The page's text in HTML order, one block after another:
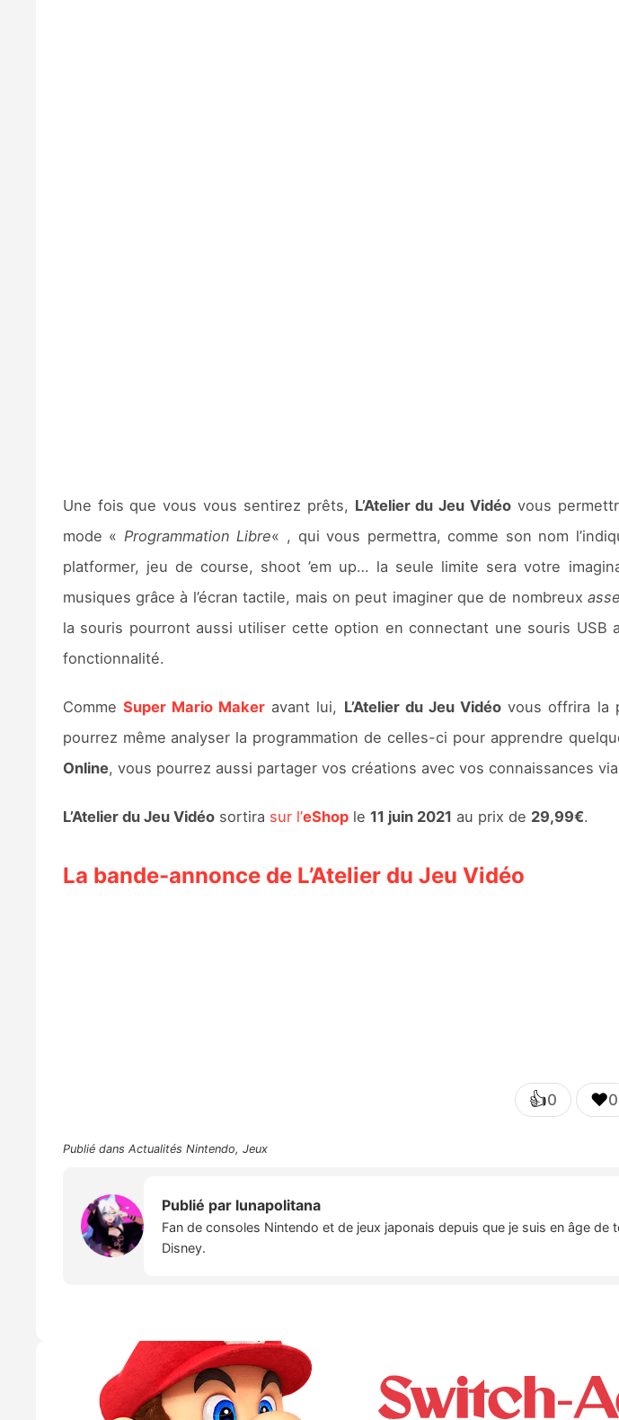
Une fois que vous vous sentirez prêts, L’Atelier du Jeu Vidéo vous
mode « Programmation Libre« , qui vous permettra, comme son nom
platformer, jeu de course, shoot ’em up… la seule limite sera votre
musiques grâce à l’écran tactile, mais on peut imaginer que de nombreux
la souris pourront aussi utiliser cette option en connectant une souris USB
fonctionnalité.
Comme Super Mario Maker avant lui, L’Atelier du Jeu Vidéo vous offrira la
pourrez même analyser la programmation de celles-ci pour apprendre
Online, vous pourrez aussi partager vos créations avec vos connaissances
L’Atelier du Jeu Vidéosortira sur l’eShople 11 juin 2021 au prix de 29,99€.
La bande-annonce de L’Atelier du Jeu Vidéo
👍0 ❤️0
Publié dans Actualités Nintendo, Jeux
Publié par lunapolitana
Fan de consoles Nintendo et de jeux japonais depuis que je suis en âge
Disney.